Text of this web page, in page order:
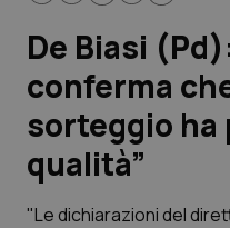
Governo e Parlamento
Regioni e Asl
Lavoro e Professioni
Scienza e Farmaci
De Biasi
conferma
sorteggio ha
qualità”
"Le dichiarazioni del